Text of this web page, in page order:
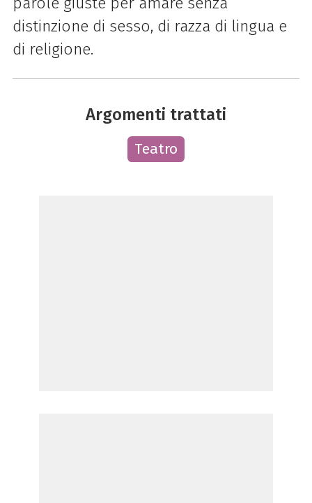
distinzione di sesso, di razza di lingua e
di religione.
Argomenti trattati
Teatro